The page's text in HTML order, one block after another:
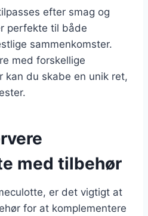
efter smag og
perfekte til både
sammenkomster.
med forskellige
kan du skabe en unik ret,
med tilbehør
er det vigtigt at
for at komplementere